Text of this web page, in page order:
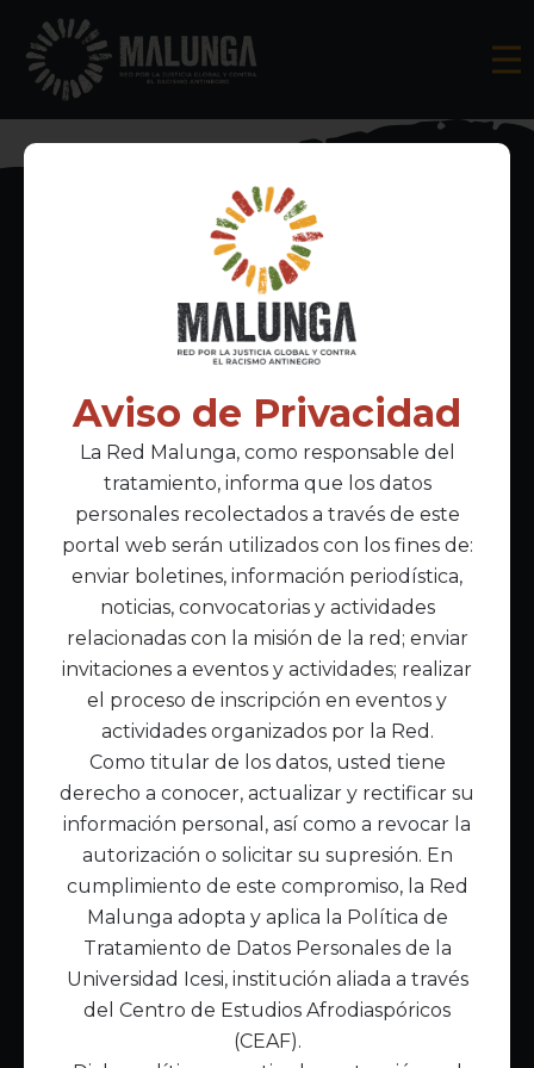
Inscríbete al boletín informativo
Acepto lapolítica de privacidad
Enlaces Principales
Inicio
Acerca de Malunga
Nuestra misión
Quiénes somos
Enlaces de interés
Publicaciones
Noticias
Contáctanos
Política de Tratamiento de Datos
Aviso de Privacidad
La Red Malunga, como responsable del
tratamiento, informa que los datos
personales recolectados a través de este
portal web serán utilizados con los fines de:
enviar boletines, información periodística,
noticias, convocatorias y actividades
relacionadas con la misión de la red; enviar
invitaciones a eventos y actividades; realizar
el proceso de inscripción en eventos y
actividades organizados por la Red.
Como titular de los datos, usted tiene
derecho a conocer, actualizar y rectificar su
información personal, así como a revocar la
autorización o solicitar su supresión. En
cumplimiento de este compromiso, la Red
Malunga adopta y aplica la Política de
Tratamiento de Datos Personales de la
Universidad Icesi, institución aliada a través
del Centro de Estudios Afrodiaspóricos
(CEAF).